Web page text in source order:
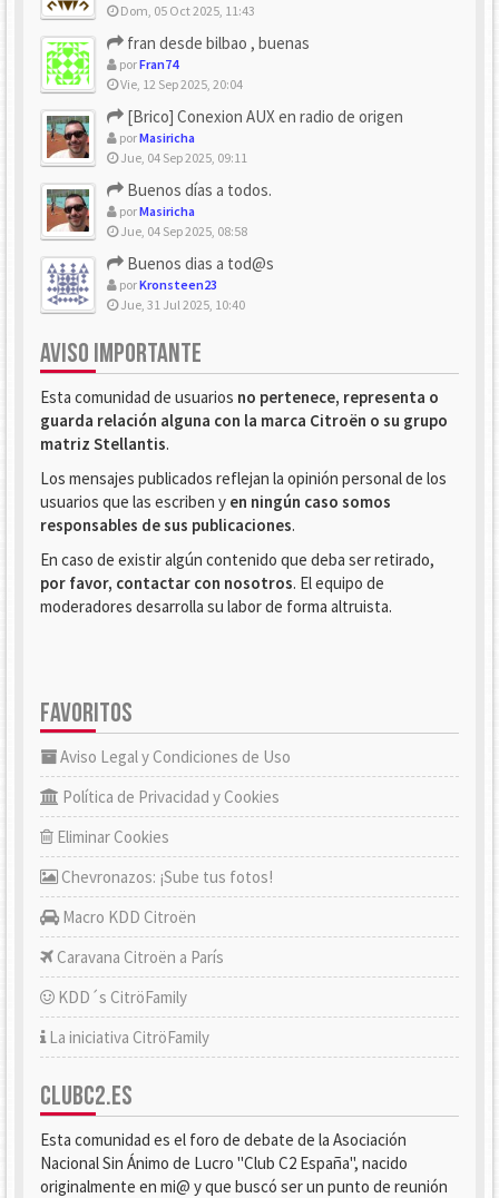
Dom, 05 Oct 2025, 11:43
fran desde bilbao , buenas
porFran74
Vie, 12 Sep 2025, 20:04
[Brico] Conexion AUX en radio de origen
porMasiricha
Jue, 04 Sep 2025, 09:11
Buenos días a todos.
porMasiricha
Jue, 04 Sep 2025, 08:58
Buenos dias a tod@s
porKronsteen23
Jue, 31 Jul 2025, 10:40
AVISO IMPORTANTE
Esta comunidad de usuarios no pertenece, representa o
guarda relación alguna con la marca Citroën o su grupo
matriz Stellantis.
Los mensajes publicados reflejan la opinión personal de los
usuarios que las escriben y en ningún caso somos
responsables de sus publicaciones.
En caso de existir algún contenido que deba ser retirado,
por favor, contactar con nosotros. El equipo de
moderadores desarrolla su labor de forma altruista.
FAVORITOS
Aviso Legal y Condiciones de Uso
Política de Privacidad y Cookies
Eliminar Cookies
Chevronazos: ¡Sube tus fotos!
Macro KDD Citroën
Caravana Citroën a París
KDD´s CitröFamily
La iniciativa CitröFamily
CLUBC2.ES
Esta comunidad es el foro de debate de la Asociación
Nacional Sin Ánimo de Lucro "Club C2 España", nacido
originalmente en mi@ y que buscó ser un punto de reunión